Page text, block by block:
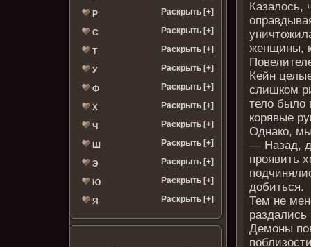
Р Раскрыть [+]
С Раскрыть [+]
Т Раскрыть [+]
У Раскрыть [+]
Ф Раскрыть [+]
Х Раскрыть [+]
Ч Раскрыть [+]
Ш Раскрыть [+]
Э Раскрыть [+]
Ю Раскрыть [+]
Я Раскрыть [+]
Казалось,
женщины,
Кейн
слишком
тело было
корявые
Однако,
— Назад,
проявить
добиться.
Тем не
раздались
Демоны